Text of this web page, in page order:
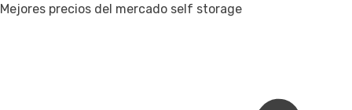
Mejores precios del mercado self storage